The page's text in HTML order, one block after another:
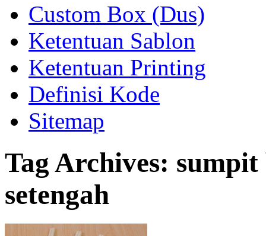
Custom Box (Dus)
Ketentuan Sablon
Ketentuan Printing
Definisi Kode
Sitemap
Tag Archives: sumpit
setengah